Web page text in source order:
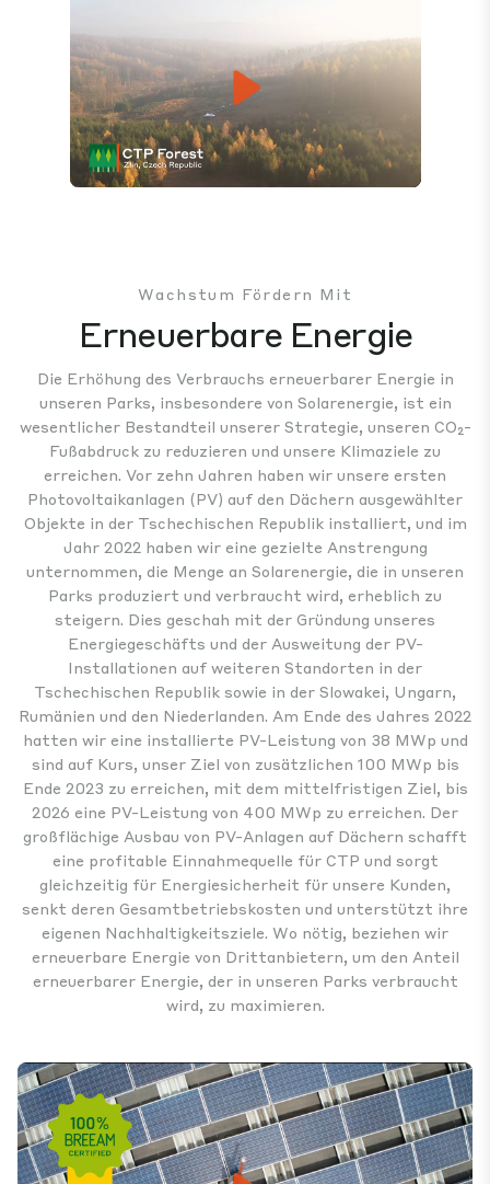
Mute Settings
Wachstum Fördern Mit
Erneuerbare Energie
Die Erhöhung des Verbrauchs erneuerbarer Energie in
unseren Parks, insbesondere von Solarenergie, ist ein
wesentlicher Bestandteil unserer Strategie, unseren CO₂-
Fußabdruck zu reduzieren und unsere Klimaziele zu
erreichen. Vor zehn Jahren haben wir unsere ersten
Photovoltaikanlagen (PV) auf den Dächern ausgewählter
Objekte in der Tschechischen Republik installiert, und im
Jahr 2022 haben wir eine gezielte Anstrengung
unternommen, die Menge an Solarenergie, die in unseren
Parks produziert und verbraucht wird, erheblich zu
steigern. Dies geschah mit der Gründung unseres
Energiegeschäfts und der Ausweitung der PV-
Installationen auf weiteren Standorten in der
Tschechischen Republik sowie in der Slowakei, Ungarn,
Rumänien und den Niederlanden. Am Ende des Jahres 2022
hatten wir eine installierte PV-Leistung von 38 MWp und
sind auf Kurs, unser Ziel von zusätzlichen 100 MWp bis
Ende 2023 zu erreichen, mit dem mittelfristigen Ziel, bis
2026 eine PV-Leistung von 400 MWp zu erreichen. Der
großflächige Ausbau von PV-Anlagen auf Dächern schafft
eine profitable Einnahmequelle für CTP und sorgt
gleichzeitig für Energiesicherheit für unsere Kunden,
senkt deren Gesamtbetriebskosten und unterstützt ihre
eigenen Nachhaltigkeitsziele. Wo nötig, beziehen wir
erneuerbare Energie von Drittanbietern, um den Anteil
erneuerbarer Energie, der in unseren Parks verbraucht
wird, zu maximieren.